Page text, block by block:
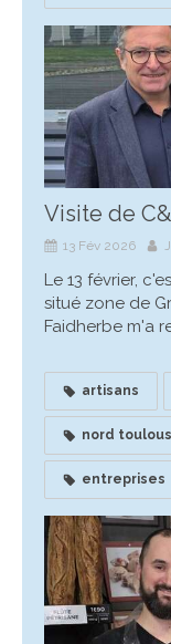
Visite de
13 Fév 2026
Le 13 février,
situé zone de
Faidherbe m'a
artisans
nord
entreprises